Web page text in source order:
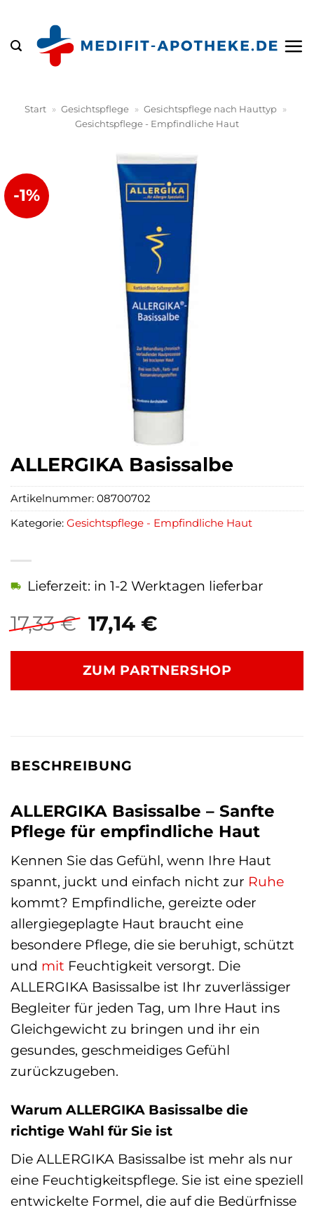
springen
Start » Gesichtspflege » Gesichtspflege nach Hauttyp »
Gesichtspflege - Empfindliche Haut
-1%
ALLERGIKA Basissalbe
17,33€ Ursprünglicher
Preis
war:
17,33 €
17,14 €Aktueller
ist:
17,14 €.
Lieferzeit: in 1-2 Werktagen lieferbar
ZUM PARTNERSHOP
Artikelnummer: 08700702
Kategorie: Gesichtspflege - Empfindliche Haut
BESCHREIBUNG
ALLERGIKA Basissalbe – Sanfte
Pflege für empfindliche Haut
Kennen Sie das Gefühl, wenn Ihre Haut
spannt, juckt und einfach nicht zur Ruhe
kommt? Empfindliche, gereizte oder
allergiegeplagte Haut braucht eine
besondere Pflege, die sie beruhigt, schützt
und mit Feuchtigkeit versorgt. Die
ALLERGIKA Basissalbe ist Ihr zuverlässiger
Begleiter für jeden Tag, um Ihre Haut ins
Gleichgewicht zu bringen und ihr ein
gesundes, geschmeidiges Gefühl
zurückzugeben.
Warum ALLERGIKA Basissalbe die
richtige Wahl für Sie ist
Die ALLERGIKA Basissalbe ist mehr als nur
eine Feuchtigkeitspflege. Sie ist eine speziell
entwickelte Formel, die auf die Bedürfnisse